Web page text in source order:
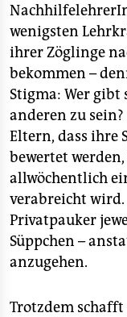
wenigsten
ihrer Zöglinge
bekommen –
Stigma: Wer gibt
anderen zu
Eltern, dass ihre
bewertet
allwöchentlich
verabreicht wird.
Privatpauker
Süppchen –
anzugehen.
Trotzdem schafft